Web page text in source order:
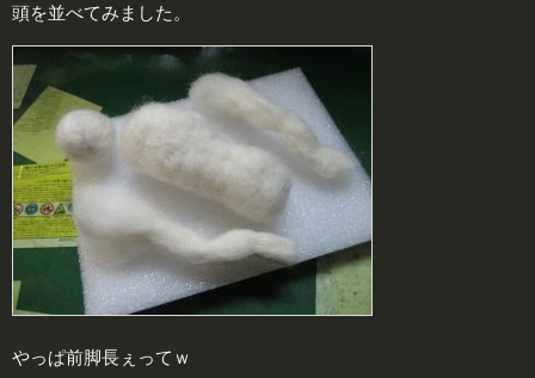
頭を並べてみました。
やっぱ前脚長ぇってｗ